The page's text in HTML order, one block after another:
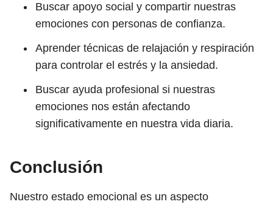
Buscar apoyo social y compartir nuestras
emociones con personas de confianza.
Aprender técnicas de relajación y respiración
para controlar el estrés y la ansiedad.
Buscar ayuda profesional si nuestras
emociones nos están afectando
significativamente en nuestra vida diaria.
Conclusión
Nuestro estado emocional es un aspecto